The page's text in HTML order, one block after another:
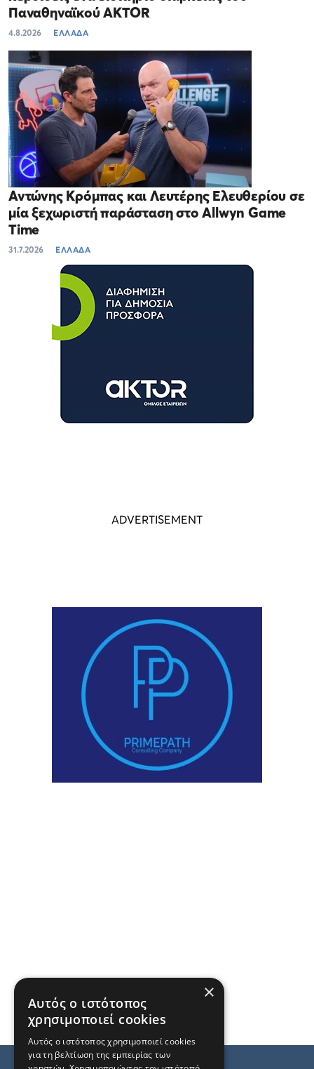
Παναθηναϊκού AKTOR
4.8.2026 ΕΛΛΑΔΑ
Αντώνης Κρόμπας και Λευτέρης Ελευθερίου σε
μία ξεχωριστή παράσταση στο Allwyn Game
Time
31.7.2026 ΕΛΛΑΔΑ
×
Αυτός ο ιστότοπος
χρησιμοποιεί cookies
Αυτός ο ιστότοπος χρησιμοποιεί cookies
για τη βελτίωση της εμπειρίας των